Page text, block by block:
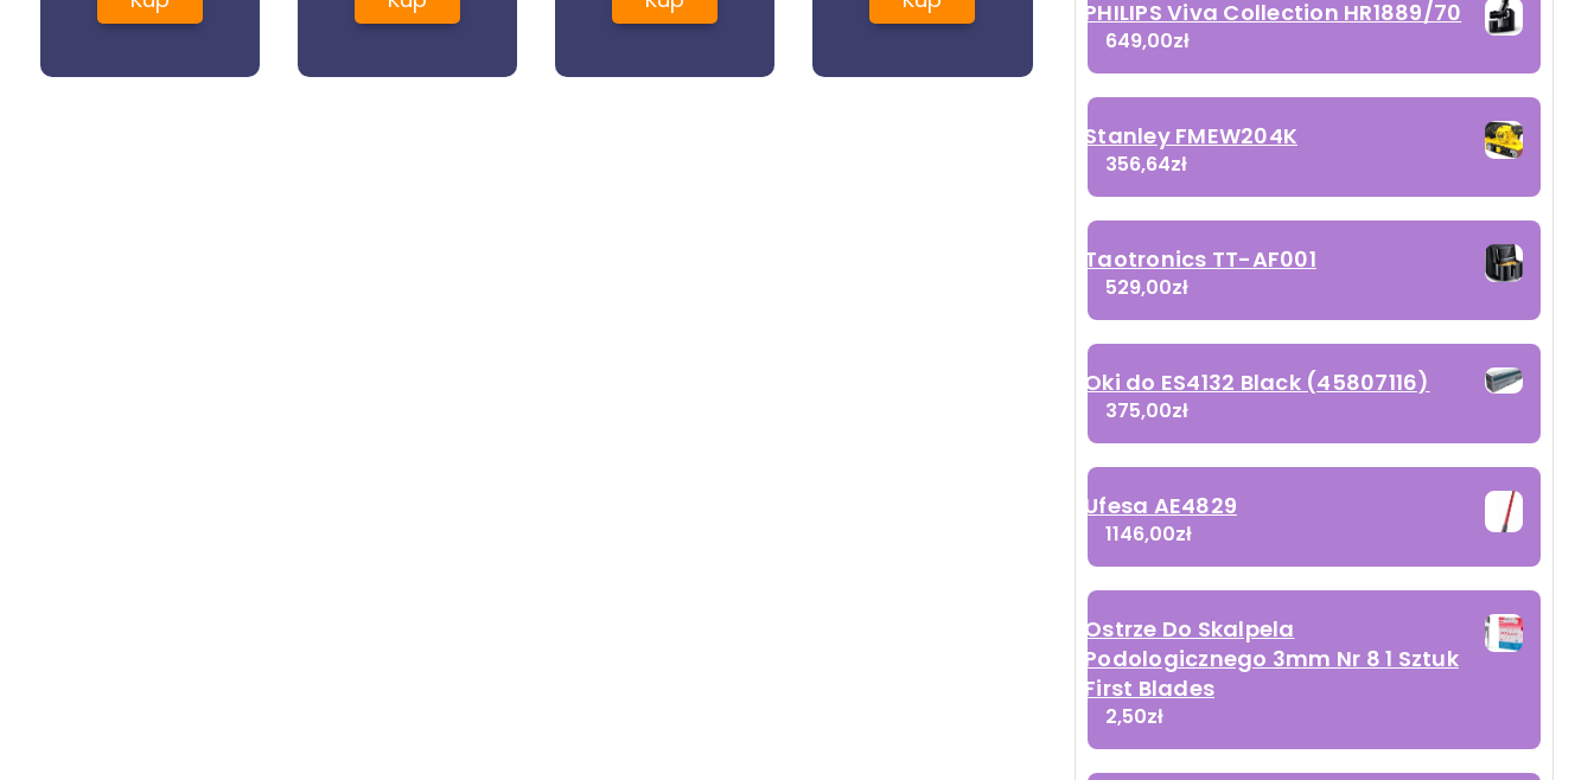
2000W
PHILIPS Viva Collection HR1889/70
649,00zł
Stanley FMEW204K
356,64zł
Taotronics TT-AF001
529,00zł
Oki do ES4132 Black (45807116)
375,00zł
Ufesa AE4829
1146,00zł
Ostrze Do Skalpela
Podologicznego 3mm Nr 8 1 Sztuk
First Blades
2,50zł